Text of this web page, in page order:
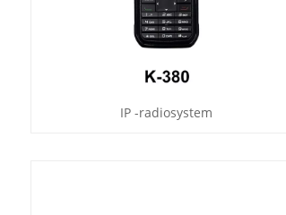
IP -radiosystem